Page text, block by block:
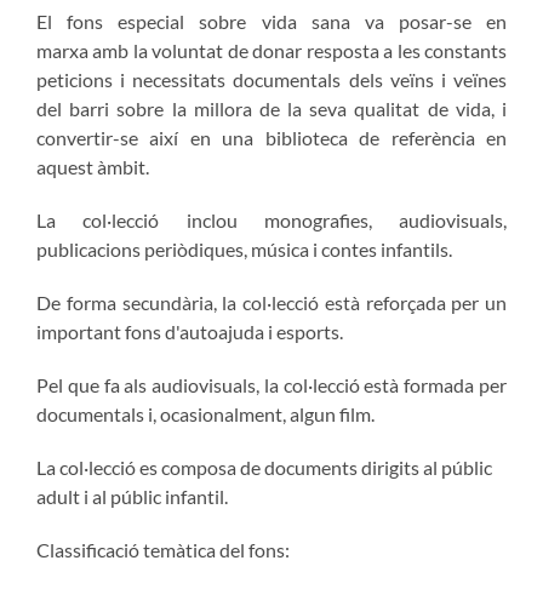
El fons especial sobre vida sana va posar-se en
marxa amb la voluntat de donar resposta a les constants
peticions i necessitats documentals dels veïns i veïnes
del barri sobre la millora de la seva qualitat de vida, i
convertir-se així en una biblioteca de referència en
aquest àmbit.
La col·lecció inclou monografies, audiovisuals,
publicacions periòdiques, música i contes infantils.
De forma secundària, la col·lecció està reforçada per un
important fons d'autoajuda i esports.
Pel que fa als audiovisuals, la col·lecció està formada per
documentals i, ocasionalment, algun film.
La col·lecció es composa de documents dirigits al públic
adult i al públic infantil.
Classificació temàtica del fons: